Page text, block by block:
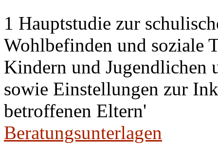
1 Hauptstudie zur
Wohlbefinden und soziale
Kindern und
sowie Einstellungen zur
betroffenen Eltern'
Beratungsunterlagen